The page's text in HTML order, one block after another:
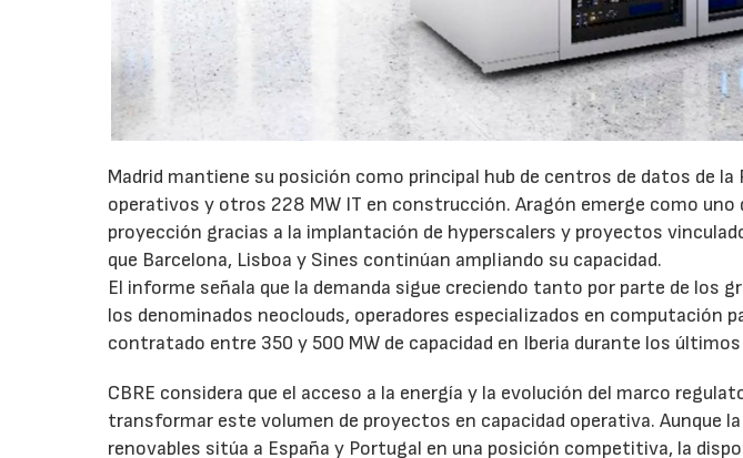
Madrid mantiene su posición como principal hub de centros de datos de la
operativos y otros 228 MW IT en construcción. Aragón emerge como uno
proyección gracias a la implantación de hyperscalers y proyectos
que Barcelona, Lisboa y Sines continúan ampliando su capacidad.
El informe señala que la demanda sigue creciendo tanto por parte de los
los denominados neoclouds, operadores especializados en computación
contratado entre 350 y 500 MW de capacidad en Iberia durante los
CBRE considera que el acceso a la energía y la evolución del marco
transformar este volumen de proyectos en capacidad operativa. Aunque
renovables sitúa a España y Portugal en una posición competitiva, la